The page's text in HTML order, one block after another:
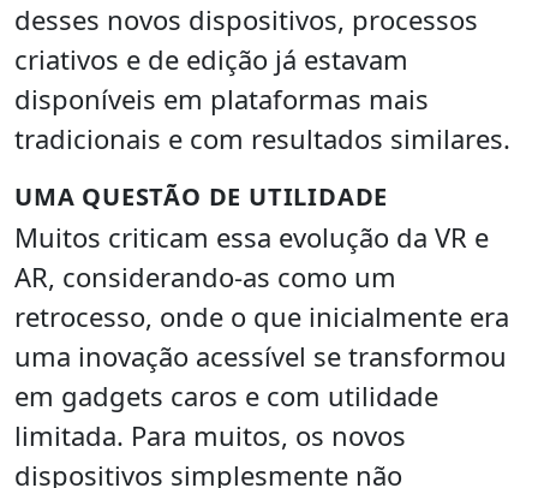
desses novos dispositivos, processos
criativos e de edição já estavam
disponíveis em plataformas mais
tradicionais e com resultados similares.
UMA QUESTÃO DE UTILIDADE
Muitos criticam essa evolução da VR e
AR, considerando-as como um
retrocesso, onde o que inicialmente era
uma inovação acessível se transformou
em gadgets caros e com utilidade
limitada. Para muitos, os novos
dispositivos simplesmente não